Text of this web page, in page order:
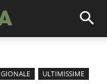
ULTIMISSIME